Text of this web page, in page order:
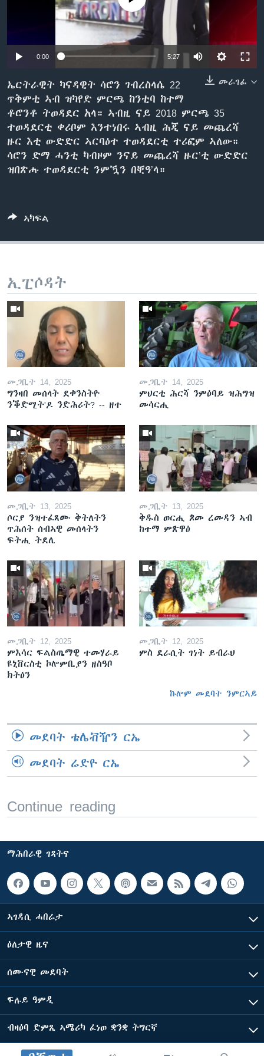
ቂሔ ጽልሚ
ቋንቋታት
0:00 5:27
መራገፊ
ኤርትራዊት ካናዳዊት ሳሮን ገብረስላሴ 22
ጥቅምቲ ኣብ ዝካየድ ምርጫ ከንቲባ ከተማ
ቶሮንቶ ትወዳደር አላ። ኣብዚ ናይ 2018 ምርጫ 35
ተወዳደርቲ ቀሪቦም እንተነበሩ ኣብዚ ሕጂ ናይ መጨረሻ
ዙር እቲ ውድድር ኣርባዕተ ተወዳደርቲ ተሪፎም ኣለው።
ሳሮን ድማ ሓንቲ ካብዞም ንናይ መጨረሻ ዙር’ቲ ውድድር
ዝበጽሑ ተወዳደርቲ ንምዃን በቒዓ’ላ።
ኣካፍል
ኢፒሶዳት
መጋቢት 14, 2025
ግንዛበ መሰላት ደቀንስትዮ
ንቕድሚት'ዶ ንድሕሪት? -- ዘተ
መጋቢት 14, 2025
ምህርቲ ሕርሻ ንምዕባይ ዝሕግዝ
መሳርሒ
መጋቢት 13, 2025
ሶርያ ንዝተፈጸሙ ቅትለትን
ጥሕሰት ሰብኣዊ መሰላትን
ፍትሒ ትደሊ
መጋቢት 13, 2025
ቅዱስ ወርሒ ጾመ ረመዳን ኣብ
ከተማ ምጽዋዕ
መጋቢት 12, 2025
ምእሳር ፍልስጤማዊ ተመሃራይ
ዩኒቨርስቲ ኮሎምቢያን ዘስዓቦ
ክትዕን
መጋቢት 12, 2025
ምስ ደራሲት ገነት ይብራህ
ኩሎም መደባት ንምርኣይ
መደባት ቴሌቭዥን ርኤ
መደባት ሬድዮ ርኤ
Continue reading
ማሕበራዊ ገጻትና
ኣገዳሲ ሓበሬታ
ዕለታዊ ዜና
ሰሙናዊ መደባት
ፍሉይ ዓምዲ
ብዛዕባ ድምጺ ኣሜሪካ ፈነወ ቋንቋ ትግርኛ